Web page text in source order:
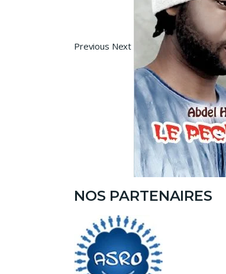
Previous Next
NOS PARTENAIRES